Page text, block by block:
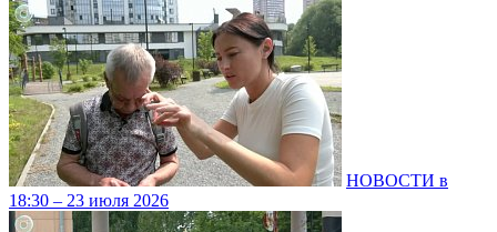
НОВОСТИ в
18:30 – 23 июля 2026